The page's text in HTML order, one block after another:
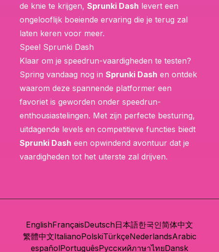
de knie te krijgen, Sprunki Dash levert een
ongelooflijk boeiende ervaring die je terug zal
laten keren voor meer.
Speel Sprunki Dash
Klaar om je speedrun-vaardigheden te testen?
Spring vandaag nog in Sprunki Dash en ontdek
waarom deze spannende platformer een
favoriet is geworden onder speedrun-
enthousiastelingen. Met zijn perfecte besturing,
uitdagende levels en competitieve functies biedt
Sprunki Dash een opwindend avontuur dat je
vaardigheden tot het uiterste zal drijven.
EnglishFrançaisDeutsch日本語한국인简体中文
繁體中文ItalianoPolskiTürkçeNederlandsArabic
españolPortuguêsРусскийภาษาไทยDansk